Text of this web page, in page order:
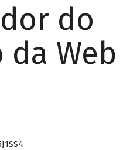
do
da Web